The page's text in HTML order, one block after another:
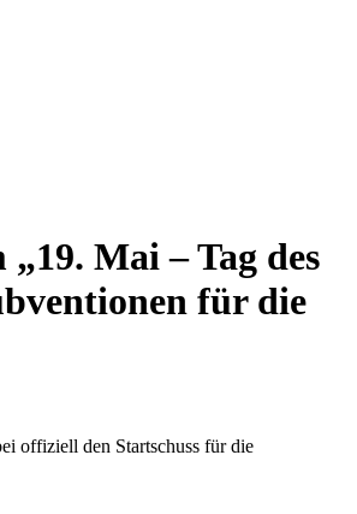
Mai – Tag des
für die
offiziell den Startschuss für die